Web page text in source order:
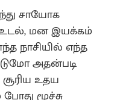
சாயோக
உடல், மன இயக்கம்
நாசியில் எந்த
அதன்படி
உதய